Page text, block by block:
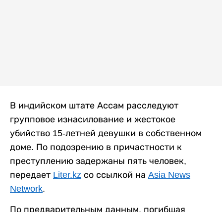
В индийском штате Ассам расследуют
групповое изнасилование и жестокое
убийство 15-летней девушки в собственном
доме. По подозрению в причастности к
преступлению задержаны пять человек,
передает Liter.kz со ссылкой на Asia News
Network.
По предварительным данным, погибшая